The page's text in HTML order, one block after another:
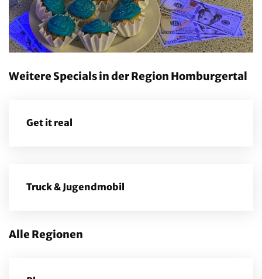
Weitere Specials in der Region Homburgertal
Get it real
Truck & Jugendmobil
Alle Regionen